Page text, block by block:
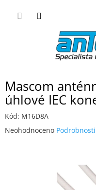
Mascom
úhlové IEC
Kód: M16D8A
Průměrné
Neohodnoceno